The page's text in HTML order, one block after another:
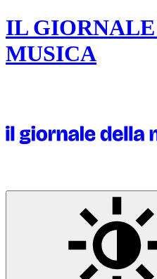
IL
MUSICA